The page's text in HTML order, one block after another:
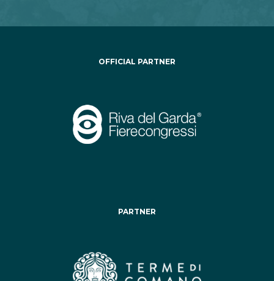
OFFICIAL PARTNER
PARTNER